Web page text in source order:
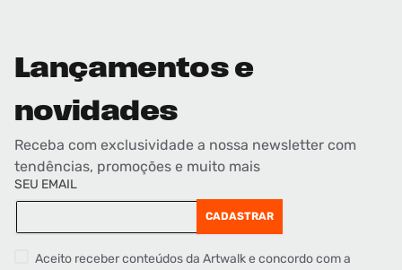
Lançamentos e
novidades
Receba com exclusividade a nossa newsletter com
tendências, promoções e muito mais
SEU EMAIL
CADASTRAR
Aceito receber conteúdos da Artwalk e concordo com a